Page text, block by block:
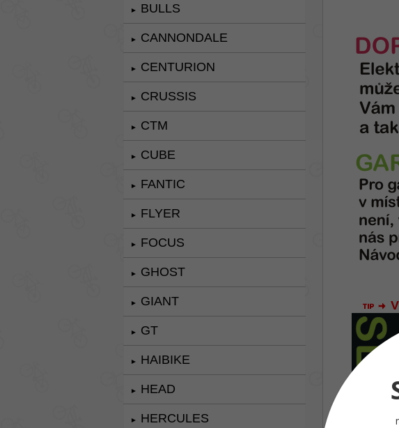
► BULLS
► CANNONDALE
► CENTURION
► CRUSSIS
► CTM
► CUBE
► FANTIC
► FLYER
► FOCUS
► GHOST
► GIANT
► GT
► HAIBIKE
► HEAD
► HERCULES